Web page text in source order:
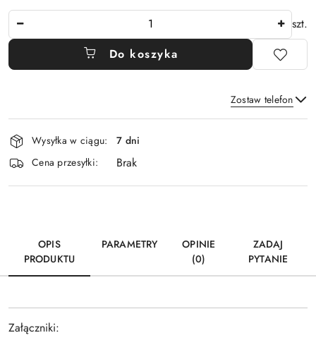
szt.
Do koszyka
Zostaw telefon
Dostępność
i
dostawa
Wysyłka w ciągu:
7 dni
Cena przesyłki:
Brak
OPIS
PRODUKTU
PARAMETRY
OPINIE
(0)
ZADAJ
PYTANIE
Załączniki: